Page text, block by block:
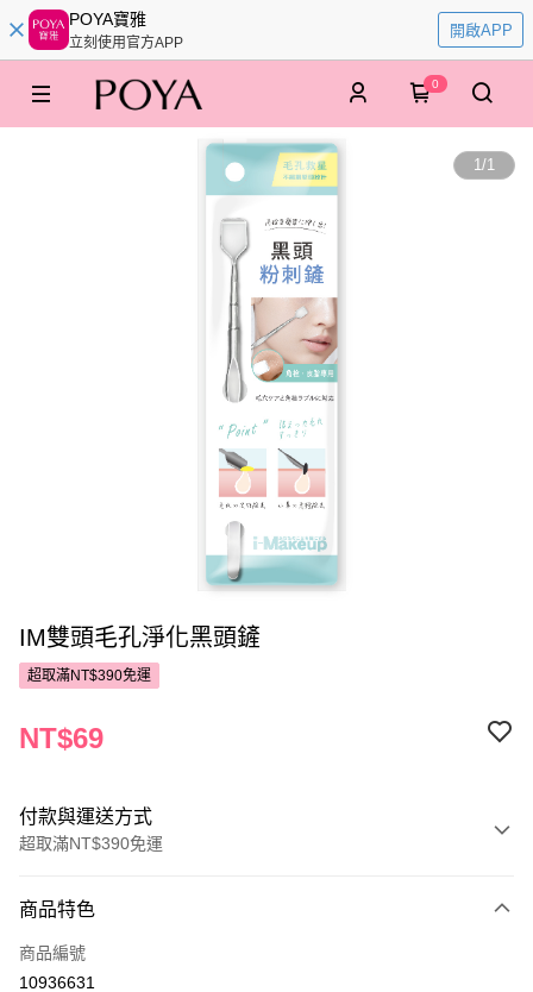
POYA寶雅
立刻使用官方APP
開啟APP
0
1/1
IM雙頭毛孔淨化黑頭鏟
超取滿NT$390免運
NT$69
付款與運送方式
超取滿NT$390免運
POYA支付
信用卡一次付款
商品特色
商品編號
10936631